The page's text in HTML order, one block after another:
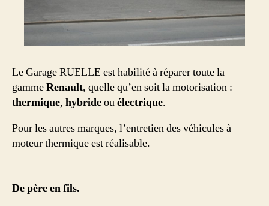
Le Garage RUELLE est habilité à réparer toute la
gammeRenault, quelle qu’en soit la motorisation :
thermique, hybrideouélectrique.
Pour les autres marques, l’entretien des véhicules à
moteur thermique est réalisable.
De père en fils.